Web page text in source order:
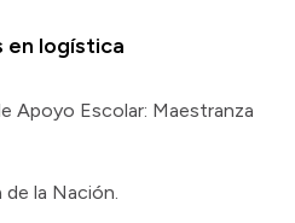
en logística
Apoyo Escolar: Maestranza
la Nación.